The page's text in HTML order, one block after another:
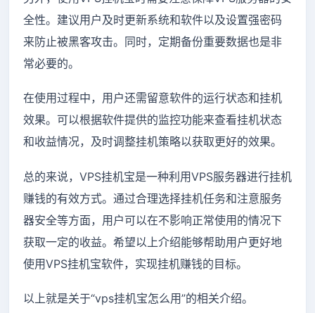
全性。建议用户及时更新系统和软件以及设置强密码
来防止被黑客攻击。同时，定期备份重要数据也是非
常必要的。
在使用过程中，用户还需留意软件的运行状态和挂机
效果。可以根据软件提供的监控功能来查看挂机状态
和收益情况，及时调整挂机策略以获取更好的效果。
总的来说，VPS挂机宝是一种利用VPS服务器进行挂机
赚钱的有效方式。通过合理选择挂机任务和注意服务
器安全等方面，用户可以在不影响正常使用的情况下
获取一定的收益。希望以上介绍能够帮助用户更好地
使用VPS挂机宝软件，实现挂机赚钱的目标。
以上就是关于“vps挂机宝怎么用”的相关介绍。